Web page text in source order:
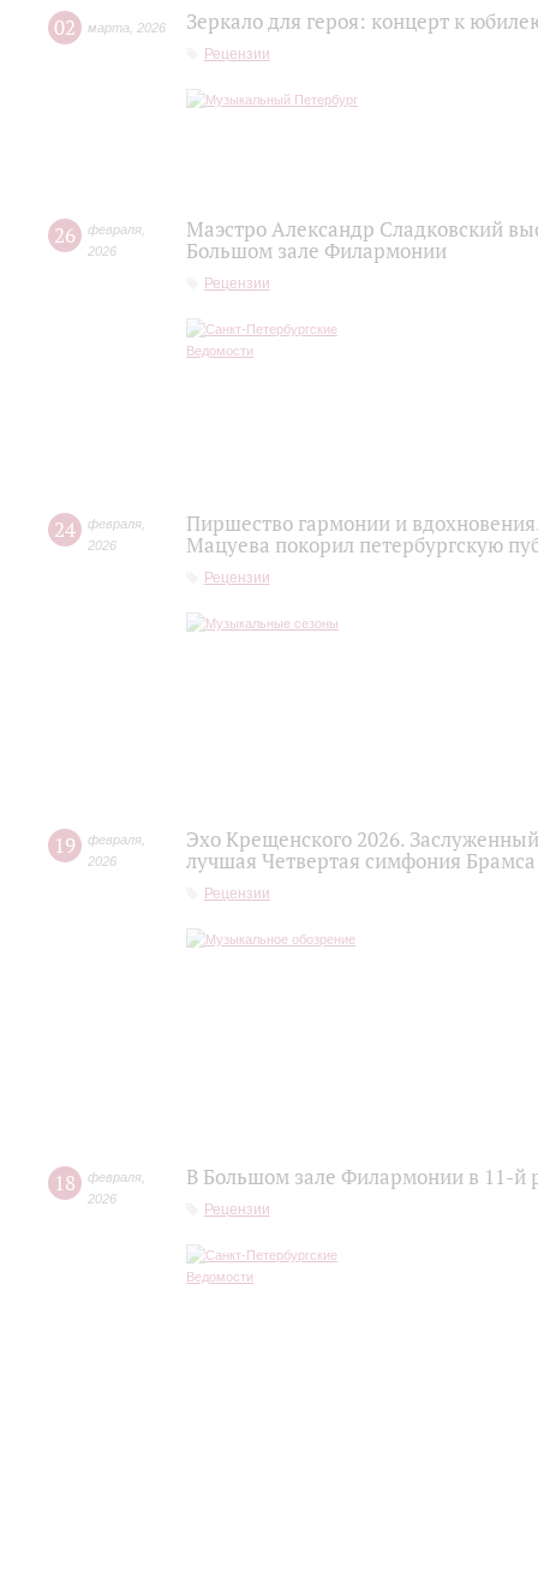
02 марта 2026 Зеркало для героя: концерт к
Рецензии
26 февраля
2026
Маэстро Александр Сладковский
Большом зале Филармонии
Рецензии
24 февраля
2026
Пиршество гармонии и
Мацуева покорил петербургскую
Рецензии
19 февраля
2026
Эхо Крещенского 2026.
лучшая Четвертая симфония Брамса
Рецензии
18 февраля
2026
В Большом зале Филармонии в 11-й
Рецензии